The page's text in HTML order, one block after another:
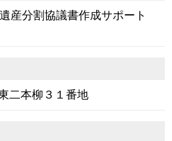
遺産分割協議書作成サポート
二本柳３１番地